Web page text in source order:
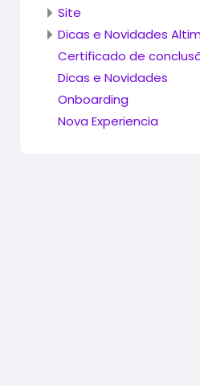
Site
Dicas e Novidades
Certificado de
Dicas e Novidades
Onboarding
Nova Experiencia